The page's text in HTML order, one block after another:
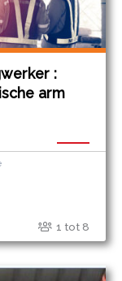
:
arm
1 tot 8